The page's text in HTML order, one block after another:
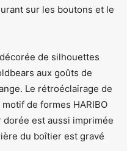
sur les boutons et le
de silhouettes
aux goûts de
Le rétroéclairage de
de formes HARIBO
dorée est aussi imprimée
du boîtier est gravé